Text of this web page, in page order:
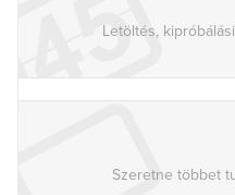
Letöltés,
Szeretne többet